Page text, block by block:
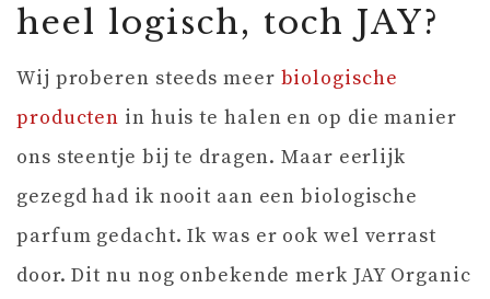
heel logisch, toch JAY?
Wij proberen steeds meer biologische
producten in huis te halen en op die manier
ons steentje bij te dragen. Maar eerlijk
gezegd had ik nooit aan een biologische
parfum gedacht. Ik was er ook wel verrast
door. Dit nu nog onbekende merk JAY Organic